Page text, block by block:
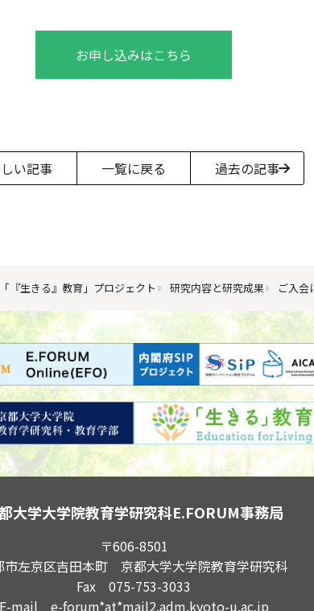
お申し込みはこちら
い記事 一覧に戻る 過去の記事
「『生きる』教育」プロジェクト 研究内容と研究成果 ご入会
大学大学院教育学研究科E.FORUM事務局
〒606-8501
市左京区吉田本町 京都大学大学院教育学研究科
Fax 075-753-3033
E-mail e-forum*at*mail2.adm.kyoto-u.ac.jp